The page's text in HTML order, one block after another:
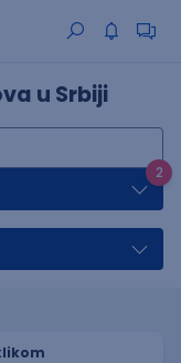
u Srbiji
2